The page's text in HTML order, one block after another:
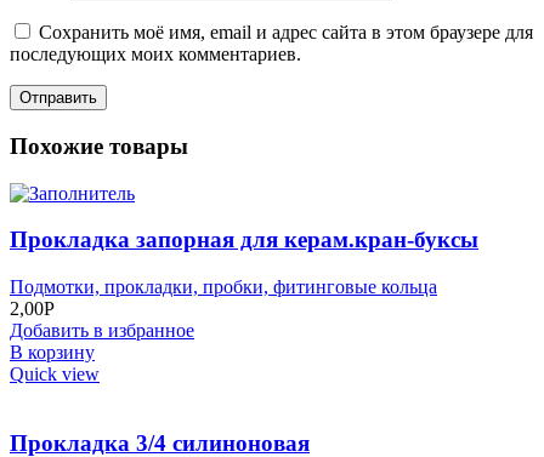
Сохранить моё имя, email и адрес сайта в этом браузере для
последующих моих комментариев.
Похожие товары
Прокладка запорная для керам.кран-буксы
Подмотки, прокладки, пробки, фитинговые кольца
2,00Р
Добавить в избранное
В корзину
Quick view
Прокладка 3/4 силиноновая